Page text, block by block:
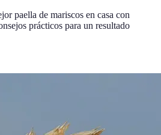
paella de mariscos en casa con
prácticos para un resultado